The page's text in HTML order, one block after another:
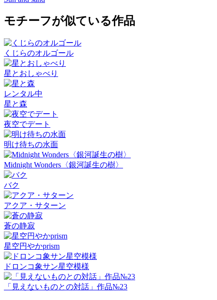
モチーフが似ている作品
くじらのオルゴール
星とおしゃべり
レンタル中
星と森
夜空でデート
明け待ちの水面
Midnight Wonders〈銀河誕生の樹〉
バク
アクア・サターン
蒼の静寂
星空円やかprism
ドロンコ象サン星空模様
「見えないものとの対話」作品№23